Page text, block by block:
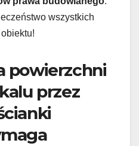
wszystkich
powierzchni
przez